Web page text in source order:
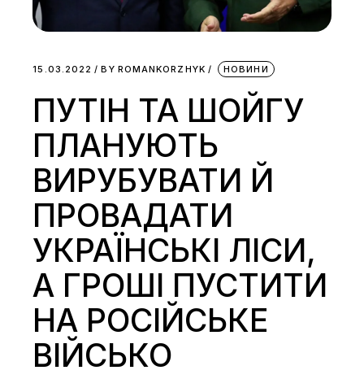
15.03.2022 BY ROMANKORZHYK НОВИНИ
ПУТІН ТА ШОЙГУ
ПЛАНУЮТЬ
ВИРУБУВАТИ Й
ПРОВАДАТИ
УКРАЇНСЬКІ ЛІСИ,
А ГРОШІ ПУСТИТИ
НА РОСІЙСЬКЕ
ВІЙСЬКО